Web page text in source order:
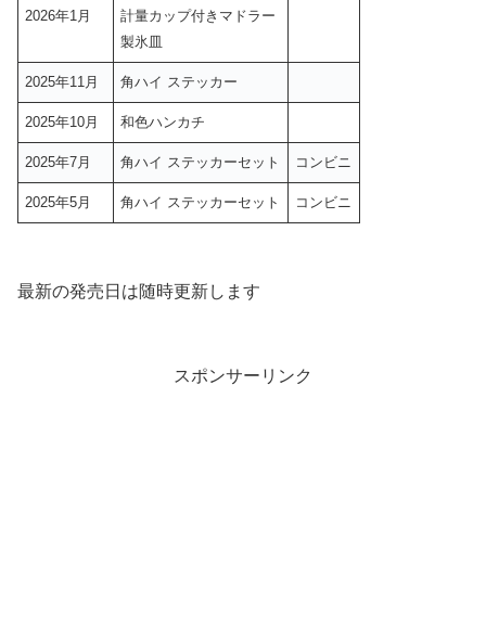
2026年1月
計量カップ付きマドラー
製氷皿
2025年11月 角ハイ ステッカー
2025年10月 和色ハンカチ
2025年7月 角ハイ ステッカーセット コンビニ
2025年5月 角ハイ ステッカーセット コンビニ
最新の発売日は随時更新します
スポンサーリンク